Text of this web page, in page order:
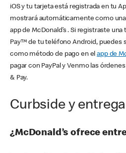
iOS y tu tarjeta está registrada en tu
mostrará automáticamente como
app de McDonald’s . Si registraste
Pay™ de tu teléfono Android, puedes
como método de pago en elapp de
pagar con PayPal y Venmo las
& Pay.
Curbside y
¿McDonald’s ofrece